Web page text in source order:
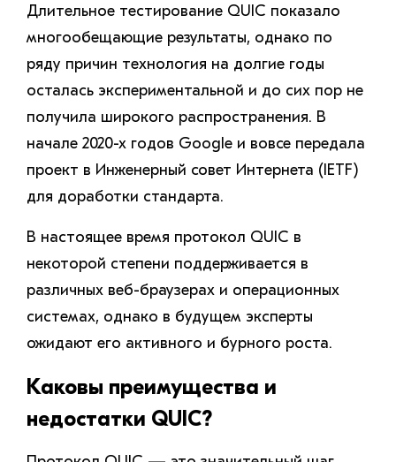
Длительное тестирование QUIC показало
многообещающие результаты, однако по
ряду причин технология на долгие годы
осталась экспериментальной и до сих пор не
получила широкого распространения. В
начале 2020-х годов Google и вовсе передала
проект в Инженерный совет Интернета (IETF)
для доработки стандарта.
В настоящее время протокол QUIC в
некоторой степени поддерживается в
различных веб-браузерах и операционных
системах, однако в будущем эксперты
ожидают его активного и бурного роста.
Каковы преимущества и
недостатки QUIC?